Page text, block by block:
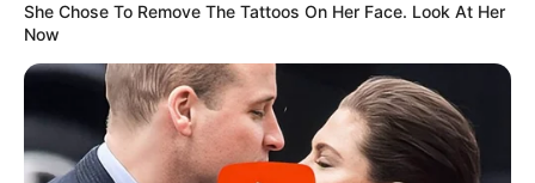
She Chose To Remove The Tattoos On Her Face. Look At Her
Now